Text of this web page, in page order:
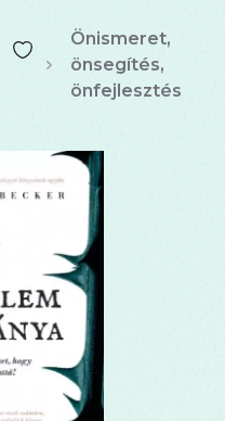
Önismeret,
önsegítés,
önfejlesztés